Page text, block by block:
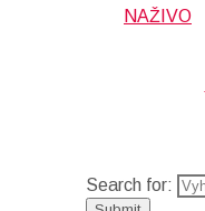
NAŽIVO
Search for: